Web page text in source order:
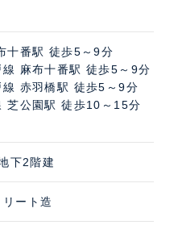
十番駅 徒歩5～9分
線 麻布十番駅 徒歩5～9分
線 赤羽橋駅 徒歩5～9分
芝公園駅 徒歩10～15分
下2階建
ート造